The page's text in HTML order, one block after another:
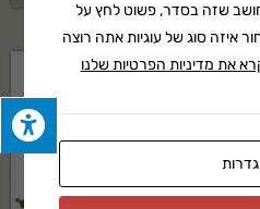
חושב שזה בסדר, פשוט לחץ על
איזה סוג של עוגיות אתה רוצה
את מדיניות הפרטיות שלנו